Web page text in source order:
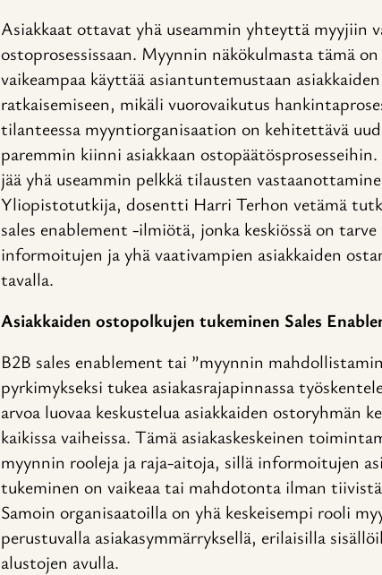
Asiakkaat ottavat yhä useammin yhteyttä myyjiin
ostoprosessissaan. Myynnin näkökulmasta tämä
vaikeampaa käyttää asiantuntemustaan
ratkaisemiseen, mikäli vuorovaikutus
tilanteessa myyntiorganisaation on kehitettävä
paremmin kiinni asiakkaan
jää yhä useammin pelkkä tilausten
Yliopistotutkija, dosentti Harri Terhon vetämä
sales enablement -ilmiötä, jonka keskiössä on
informoitujen ja yhä vaativampien asiakkaiden
tavalla.
Asiakkaiden ostopolkujen tukeminen Sales
B2B sales enablement tai ”myynnin
pyrkimykseksi tukea asiakasrajapinnassa
arvoa luovaa keskustelua asiakkaiden ostoryhmän
kaikissa vaiheissa. Tämä asiakaskeskeinen
myynnin rooleja ja raja-aitoja, sillä informoitujen
tukeminen on vaikeaa tai mahdotonta ilman
Samoin organisaatoilla on yhä keskeisempi rooli
perustuvalla asiakasymmärryksellä, erilaisilla
alustojen avulla.